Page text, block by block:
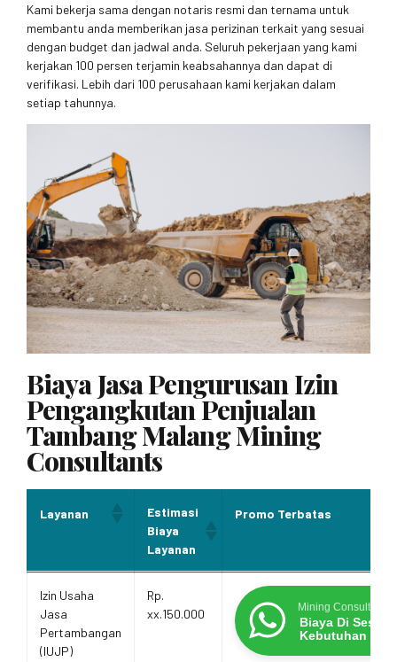
Kami bekerja sama dengan notaris resmi dan ternama untuk
membantu anda memberikan jasa perizinan terkait yang sesuai
dengan budget dan jadwal anda. Seluruh pekerjaan yang kami
kerjakan 100 persen terjamin keabsahannya dan dapat di
verifikasi. Lebih dari 100 perusahaan kami kerjakan dalam
setiap tahunnya.
Biaya Jasa Pengurusan Izin
Pengangkutan Penjualan
Tambang Malang Mining
Consultants
Layanan
Estimasi
Biaya
Layanan
Promo Terbatas
Biaya
Layanan
Promo Terbatas
Izin Usaha
Jasa
Pertambangan
(IUJP)
Rp.
xx.150.000
Mining Consultants
Biaya Di
Kebutuhan